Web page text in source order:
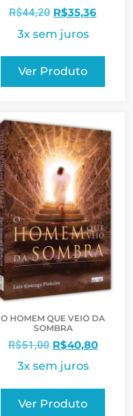
R$44,20 R$35,36
3x sem juros
Ver Produto
O HOMEM QUE VEIO DA
SOMBRA
R$51,00 R$40,80
3x sem juros
Ver Produto